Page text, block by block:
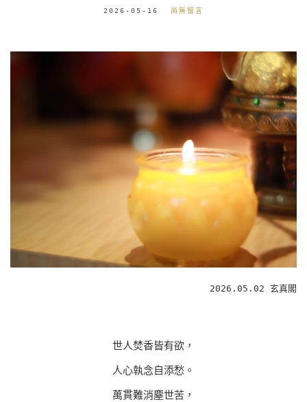
2026-05-16 尚無留言
2026.05.02 玄真閣
世人焚香皆有欲，
人心執念自添愁。
萬貫難消塵世苦，